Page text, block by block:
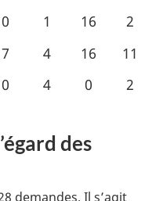
0 1 16
2
7 4 16
11
0 4 0 2
des
demandes. Il s’agit